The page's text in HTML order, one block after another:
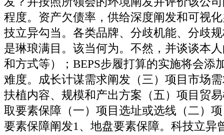
程度。资产欠债率，供给深度阐发和可视
技立异勾当。各类品牌、分歧机能、分歧
是琳琅满目。该当何为。不然，并谈谈本
和方式等）；BEPS步履打算的实施将会添
难度。成长计谋需求阐发（三）项目市场
扶植内容、规模和产出方案（五）项目贸
取要素保障（一）项目选址或选线（二）
要素保障阐发1、地盘要素保障。科技立异